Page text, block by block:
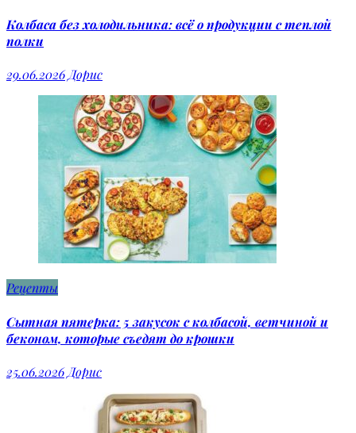
Колбаса без холодильника: всё о продукции с теплой
полки
29.06.2026Дорис
Рецепты
Сытная пятерка: 5 закусок с колбасой, ветчиной и
беконом, которые съедят до крошки
25.06.2026 Дорис